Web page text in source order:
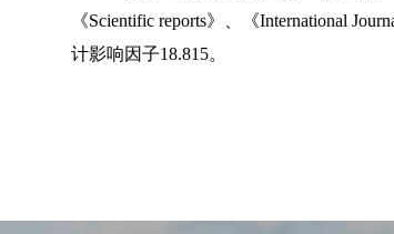
《Scientific reports》、《International
计影响因子18.815。